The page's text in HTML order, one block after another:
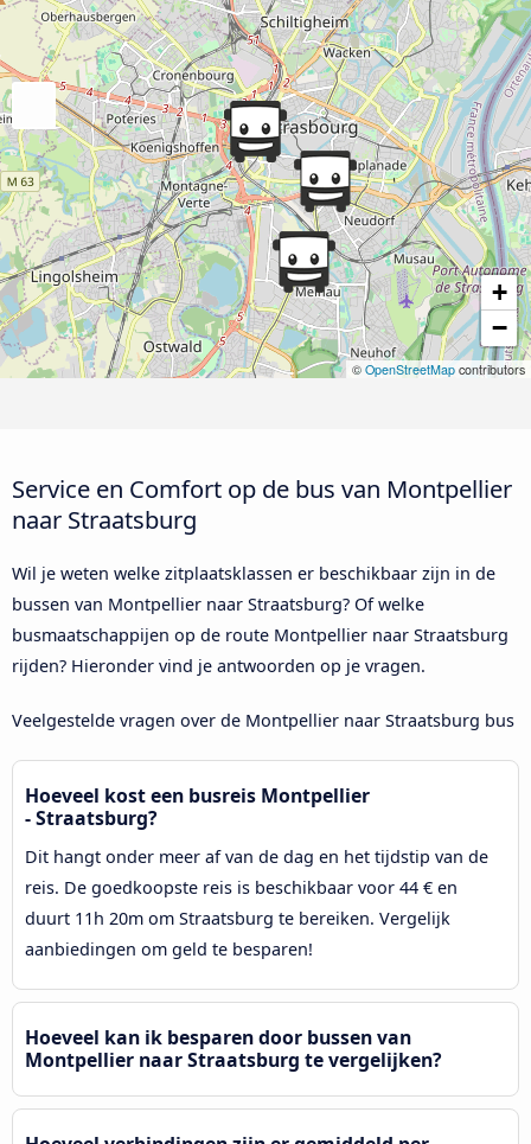
+
−
© OpenStreetMap contributors
Service en Comfort op de bus van Montpellier
naar Straatsburg
Wil je weten welke zitplaatsklassen er beschikbaar zijn in de
bussen van Montpellier naar Straatsburg? Of welke
busmaatschappijen op de route Montpellier naar Straatsburg
rijden? Hieronder vind je antwoorden op je vragen.
Veelgestelde vragen over de Montpellier naar Straatsburg bus
Hoeveel kost een busreis Montpellier
- Straatsburg?
Dit hangt onder meer af van de dag en het tijdstip van de
reis. De goedkoopste reis is beschikbaar voor 44 € en
duurt 11h 20m om Straatsburg te bereiken. Vergelijk
aanbiedingen om geld te besparen!
Hoeveel kan ik besparen door bussen van
Montpellier naar Straatsburg te vergelijken?